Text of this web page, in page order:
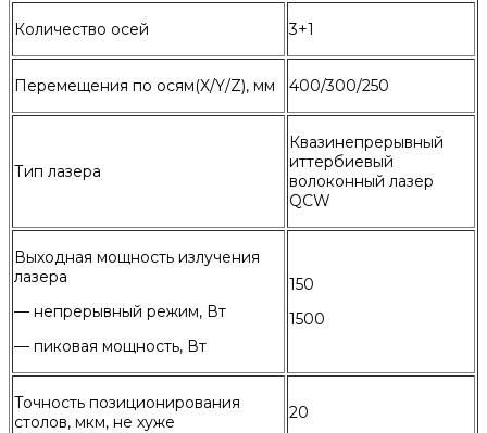
Количество осей 3+1
Перемещения по осям(X/Y/Z), мм 400/300/250
Тип лазера
Квазинепрерывный
иттербиевый
волоконный лазер
QCW
Выходная мощность излучения
лазера
— непрерывный режим, Вт
— пиковая мощность, Вт
150
1500
Точность позиционирования
столов, мкм, не хуже
20